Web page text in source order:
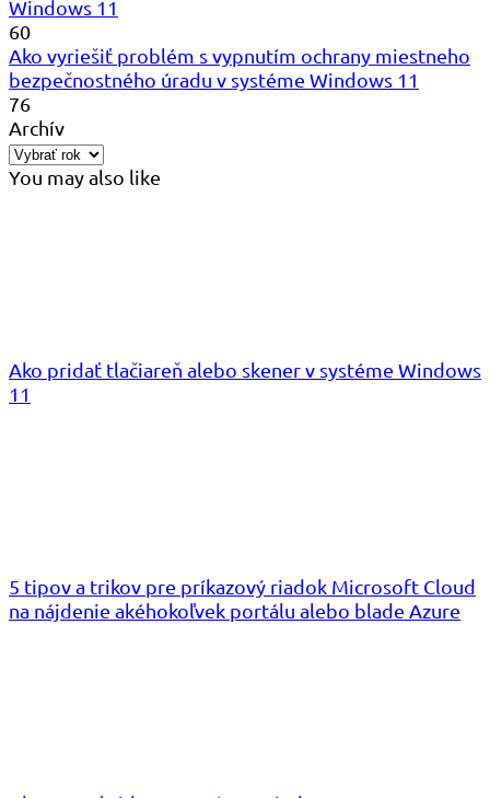
Windows 11
60
Ako vyriešiť problém s vypnutím ochrany miestneho
bezpečnostného úradu v systéme Windows 11
76
Archív
You may also like
Ako pridať tlačiareň alebo skener v systéme Windows
11
5 tipov a trikov pre príkazový riadok Microsoft Cloud
na nájdenie akéhokoľvek portálu alebo blade Azure